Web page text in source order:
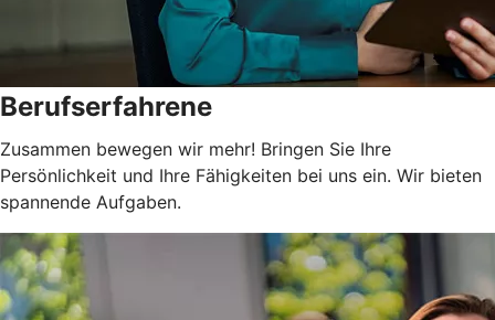
Berufserfahrene
Zusammen bewegen wir mehr! Bringen Sie Ihre
Persönlichkeit und Ihre Fähigkeiten bei uns ein. Wir bieten
spannende Aufgaben.